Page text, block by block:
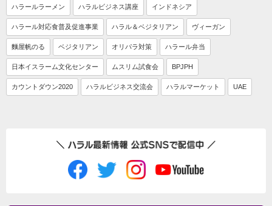
ハラールラーメン ハラルビジネス講座 インドネシア
ハラール対応食普及促進事業 ハラル＆ベジタリアン ヴィーガン
麵屋帆のる ベジタリアン オリパラ対策 ハラール弁当
日本イスラーム文化センター ムスリム試食会 BPJPH
カウントダウン2020 ハラルビジネス交流会 ハラルマーケット UAE